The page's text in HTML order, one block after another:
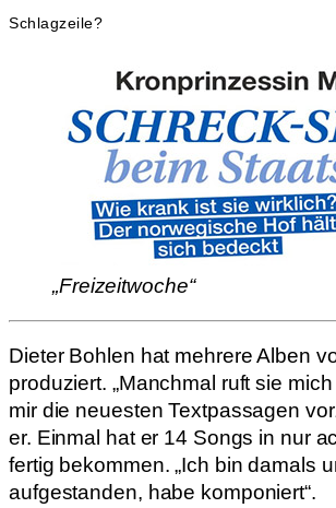
Schlagzeile?
„Freizeitwoche“
Dieter Bohlen hat mehrere Alben
produziert. „Manchmal ruft sie
mir die neuesten Textpassagen
er. Einmal hat er 14 Songs in nur
fertig bekommen. „Ich bin damals
aufgestanden, habe komponiert“.